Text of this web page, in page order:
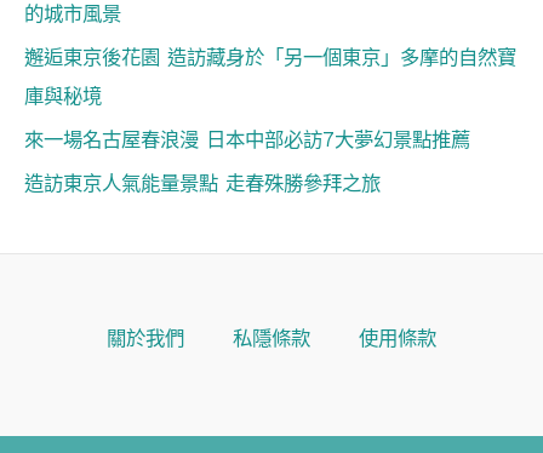
的城市風景
邂逅東京後花園 造訪藏身於「另一個東京」多摩的自然寶
庫與秘境
來一場名古屋春浪漫 日本中部必訪7大夢幻景點推薦
造訪東京人氣能量景點 走春殊勝參拜之旅
關於我們 私隱條款 使用條款